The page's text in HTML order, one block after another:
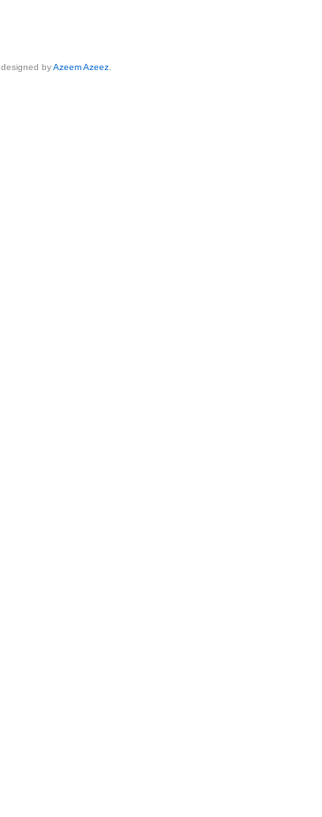
designed byAzeem Azeez